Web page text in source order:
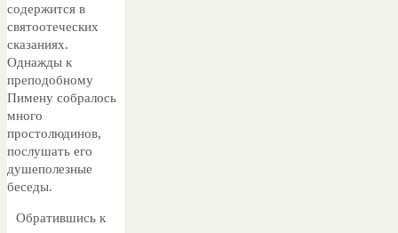
содержится в
святоотеческих
сказаниях.
Однажды к
преподобному
Пимену собралось
много
простолюдинов,
послушать его
душеполезные
беседы.
Обратившись к